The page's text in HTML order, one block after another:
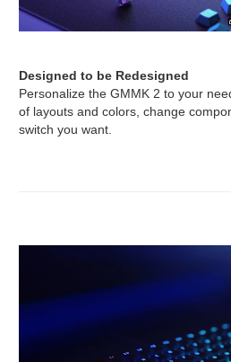
Designed to be Redesigned
Personalize the GMMK 2 to your
of layouts and colors, change
switch you want.